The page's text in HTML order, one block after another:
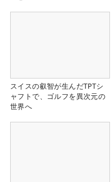
スイスの叡智が生んだTPTシ
ャフトで、ゴルフを異次元の
世界へ